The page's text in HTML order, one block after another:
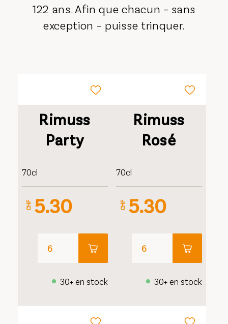
122 ans. Afin que chacun – sans
exception – puisse trinquer.
Rimuss
Party
70cl
30+ en stock
CHF 5.30
Rimuss
Rosé
70cl
30+ en stock
CHF 5.30